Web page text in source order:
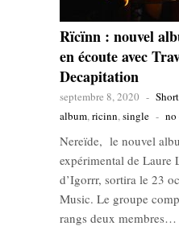
Rïcïnn : nouvel
en écoute avec
Decapitation
septembre 8, 2020 -
album,ricinn,single - no
Nereïde, le nouvel
expérimental de Laure
d’Igorrr, sortira le 23
Music. Le groupe
rangs deux membres…